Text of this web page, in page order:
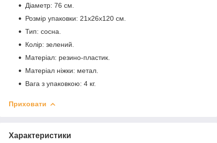
Діаметр: 76 см.
Розмір упаковки: 21x26x120 см.
Тип: сосна.
Колір: зелений.
Матеріал: резино-пластик.
Матеріал ніжки: метал.
Вага з упаковкою: 4 кг.
Приховати
Характеристики